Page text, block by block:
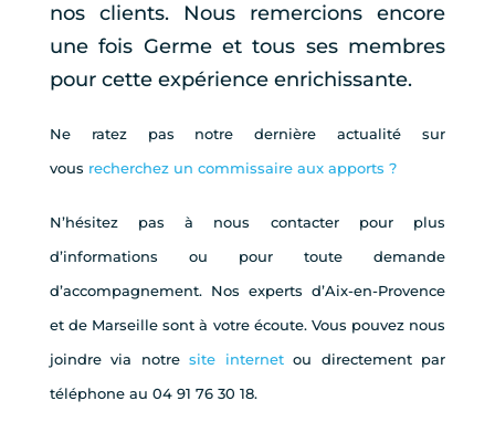
nos clients. Nous remercions encore
une fois Germe et tous ses membres
pour cette expérience enrichissante.
Ne ratez pas notre dernière actualité sur
vous recherchez un commissaire aux apports ?
N’hésitez pas à nous contacter pour plus
d’informations ou pour toute demande
d’accompagnement. Nos experts d’Aix-en-Provence
et de Marseille sont à votre écoute. Vous pouvez nous
joindre via notresite internetou directement par
téléphone au 04 91 76 30 18.